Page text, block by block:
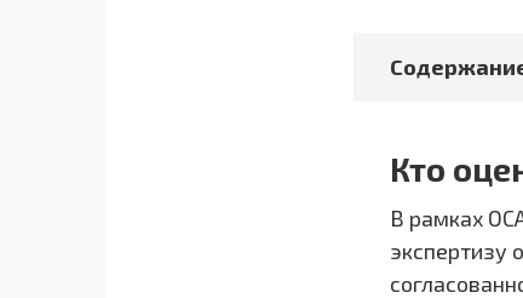
Кто
В рамках
экспертизу